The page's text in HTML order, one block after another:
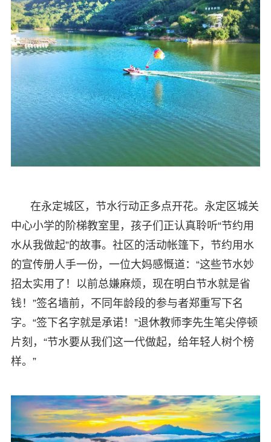
在永定城区，节水行动正多点开花。永定区城关
中心小学的阶梯教室里，孩子们正认真聆听“节约用
水从我做起”的故事。社区的活动帐篷下，节约用水
的宣传册人手一份，一位大妈感慨道：“这些节水妙
招太实用了！以前总嫌麻烦，现在明白节水就是省
钱！”签名墙前，不同年龄段的参与者郑重写下名
字。“签下名字就是承诺！”退休教师李先生笔尖停顿
片刻，“节水要从我们这一代做起，给年轻人树个榜
样。”